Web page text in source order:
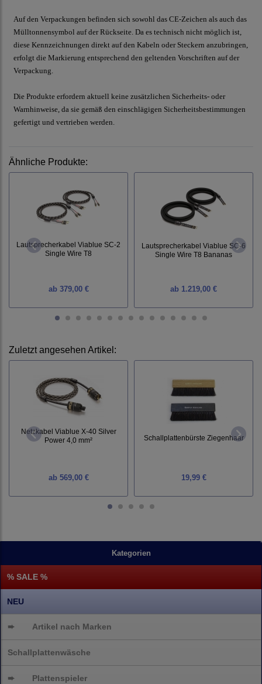
Kategorien
% SALE %
NEU
➨ Artikel nach Marken
Schallplattenwäsche
➨ Plattenspieler
Auf den Verpackungen befinden sich sowohl das CE-Zeichen als auch das
Mülltonnensymbol auf der Rückseite. Da es technisch nicht möglich ist,
diese Kennzeichnungen direkt auf den Kabeln oder Steckern anzubringen,
erfolgt die Markierung entsprechend den geltenden Vorschriften auf der
Verpackung.
Die Produkte erfordern aktuell keine zusätzlichen Sicherheits- oder
Warnhinweise, da sie gemäß den einschlägigen Sicherheitsbestimmungen
gefertigt und vertrieben werden.
Ähnliche Produkte:
Lautsprecherkabel Viablue SC-2
Single Wire T8
ab379,00 €
Lautsprecherkabel Viablue SC-6
Single Wire T8 Bananas
ab 1.219,00 €
Zuletzt angesehen Artikel:
Netzkabel Viablue X-40 Silver
Power 4,0 mm²
ab569,00 €
Schallplattenbürste Ziegenhaar
19,99 €